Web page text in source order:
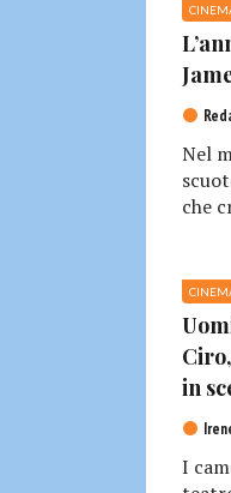
Nel
che
in
I